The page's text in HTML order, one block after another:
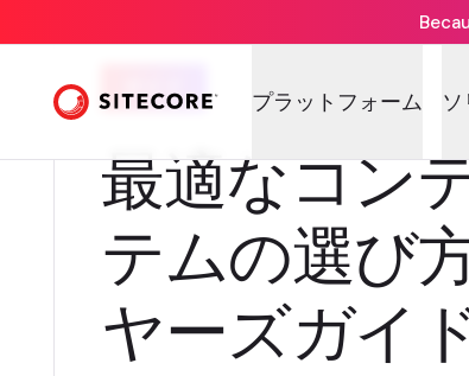
プラットフォーム
ガイド
最適なコン
テムの選び
ヤーズガイ